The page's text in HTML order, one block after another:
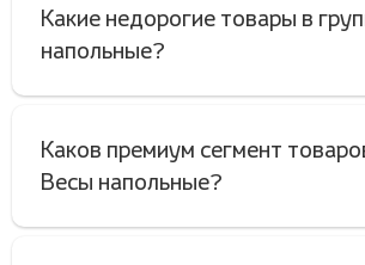
Какие недорогие товары в
напольные?
Каков премиум сегмент
Весы напольные?